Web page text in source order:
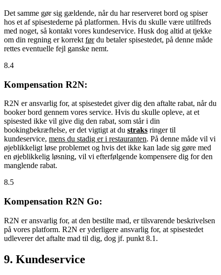
Det samme gør sig gældende, når du har reserveret bord og spiser
hos et af spisestederne på platformen. Hvis du skulle være utilfreds
med noget, så kontakt vores kundeservice. Husk dog altid at tjekke
om din regning er korrekt førdu betaler spisestedet, på denne måde
rettes eventuelle fejl ganske nemt.
8.4
Kompensation R2N:
R2N er ansvarlig for, at spisestedet giver dig den aftalte rabat, når du
booker bord gennem vores service. Hvis du skulle opleve, at et
spisested ikke vil give dig den rabat, som står i din
bookingbekræftelse, er det vigtigt at du straks ringer til
kundeservice, mens du stadig er i restauranten. På denne måde vil vi
øjeblikkeligt løse problemet og hvis det ikke kan lade sig gøre med
en øjeblikkelig løsning, vil vi efterfølgende kompensere dig for den
manglende rabat.
8.5
Kompensation R2N Go:
R2N er ansvarlig for, at den bestilte mad, er tilsvarende beskrivelsen
på vores platform. R2N er yderligere ansvarlig for, at spisestedet
udleverer det aftalte mad til dig, dog jf. punkt 8.1.
9. Kundeservice